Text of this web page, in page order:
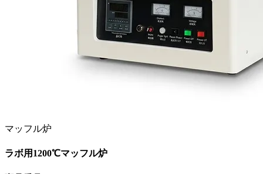
マッフル炉
ラボ用1200℃マッフル炉